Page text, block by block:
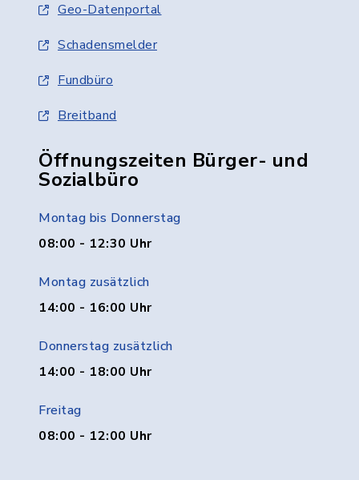
Geo-Datenportal
Schadensmelder
Fundbüro
Breitband
Öffnungszeiten Bürger- und
Sozialbüro
Montag bis Donnerstag
08:00 - 12:30 Uhr
Montag zusätzlich
14:00 - 16:00 Uhr
Donnerstag zusätzlich
14:00 - 18:00 Uhr
Freitag
08:00 - 12:00 Uhr